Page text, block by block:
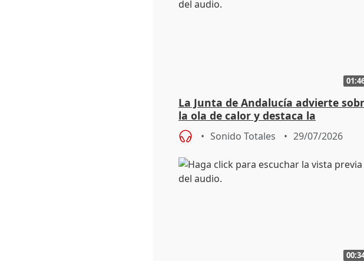
La Junta de Andalucía advierte
la ola de calor y destaca la
importancia de la prevención
Sonido Totales 29/07/2026